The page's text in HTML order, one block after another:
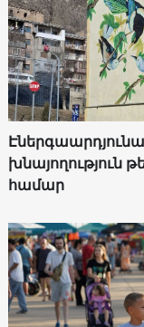
խնայողություն
համար